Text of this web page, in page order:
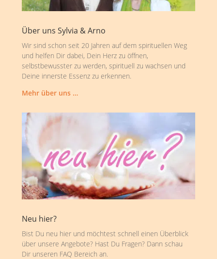
Über uns Sylvia & Arno
Wir sind schon seit 20 Jahren auf dem spirituellen Weg
und helfen Dir dabei, Dein Herz zu öffnen,
selbstbewusster zu werden, spirituell zu wachsen und
Deine innerste Essenz zu erkennen.
Mehr über uns …
Neu hier?
Bist Du neu hier und möchtest schnell einen Überblick
über unsere Angebote? Hast Du Fragen? Dann schau
Dir unseren FAQ Bereich an.